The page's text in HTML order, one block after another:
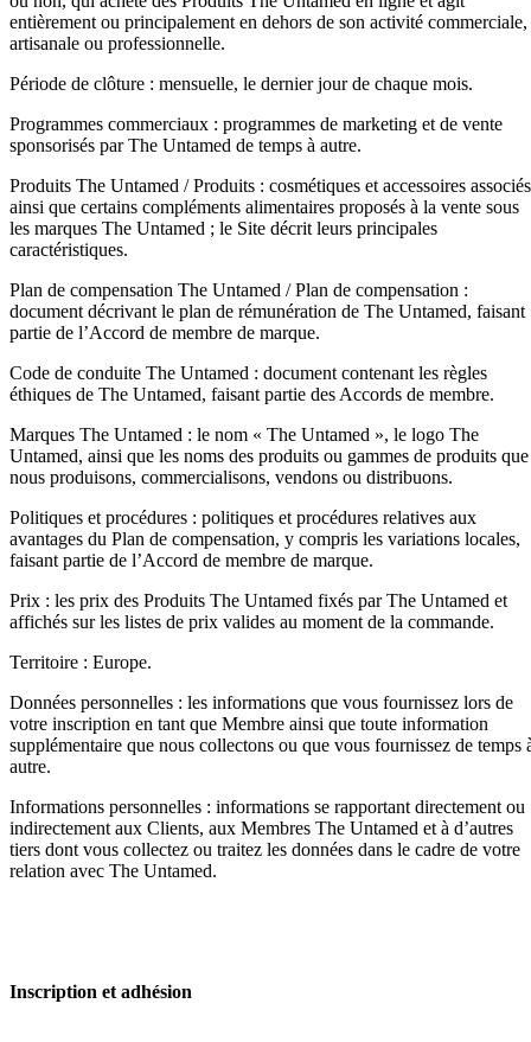
entièrement ou principalement en dehors de son activité commerciale,
artisanale ou professionnelle.
Période de clôture : mensuelle, le dernier jour de chaque mois.
Programmes commerciaux : programmes de marketing et de vente
sponsorisés par The Untamed de temps à autre.
Produits The Untamed / Produits : cosmétiques et accessoires
ainsi que certains compléments alimentaires proposés à la vente sous
les marques The Untamed ; le Site décrit leurs principales
caractéristiques.
Plan de compensation The Untamed / Plan de compensation :
document décrivant le plan de rémunération de The Untamed, faisant
partie de l’Accord de membre de marque.
Code de conduite The Untamed : document contenant les règles
éthiques de The Untamed, faisant partie des Accords de membre.
Marques The Untamed : le nom « The Untamed », le logo The
Untamed, ainsi que les noms des produits ou gammes de produits que
nous produisons, commercialisons, vendons ou distribuons.
Politiques et procédures : politiques et procédures relatives aux
avantages du Plan de compensation, y compris les variations locales,
faisant partie de l’Accord de membre de marque.
Prix : les prix des Produits The Untamed fixés par The Untamed et
affichés sur les listes de prix valides au moment de la commande.
Territoire : Europe.
Données personnelles : les informations que vous fournissez lors de
votre inscription en tant que Membre ainsi que toute information
supplémentaire que nous collectons ou que vous fournissez de temps
autre.
Informations personnelles : informations se rapportant directement ou
indirectement aux Clients, aux Membres The Untamed et à d’autres
tiers dont vous collectez ou traitez les données dans le cadre de votre
relation avec The Untamed.
Inscription et adhésion